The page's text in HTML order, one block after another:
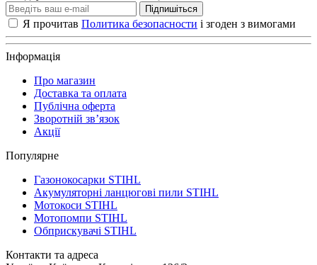
Підпишіться
Я прочитав Политика безопасности і згоден з вимогами
Інформація
Про магазин
Доставка та оплата
Публічна оферта
Зворотній зв’язок
Акції
Популярне
Газонокосарки STIHL
Акумуляторні ланцюгові пили STIHL
Мотокоси STIHL
Мотопомпи STIHL
Обприскувачі STIHL
Контакти та адреса